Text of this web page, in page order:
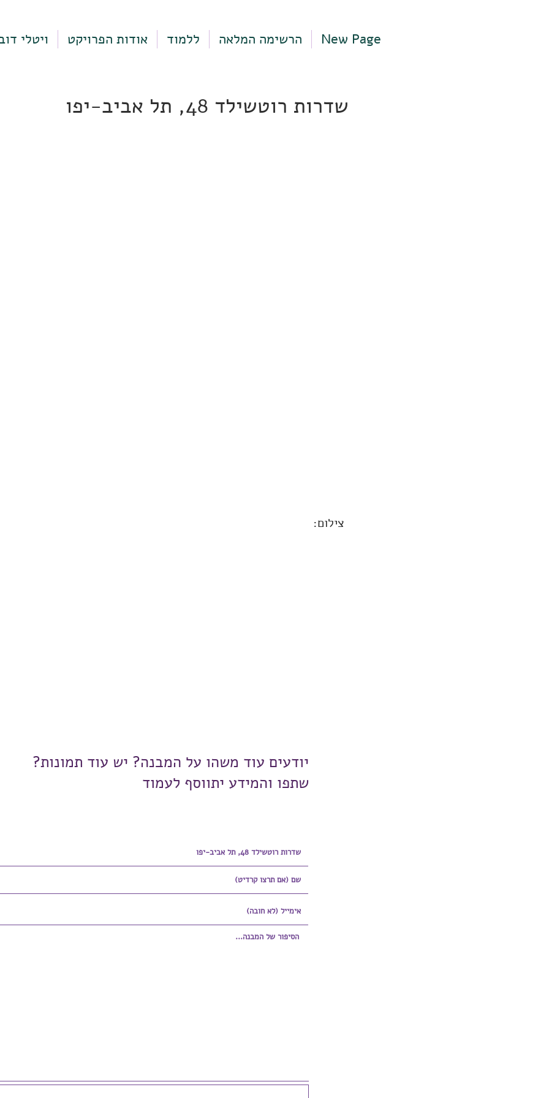
ויטלי אודות הפרויקט ללמוד הרשימה המלאה New Page
שדרות רוטשילד 48, תל אביב-יפו
צילום:
יודעים עוד משהו על המבנה? יש עוד תמונות?
שתפו והמידע יתווסף לעמוד